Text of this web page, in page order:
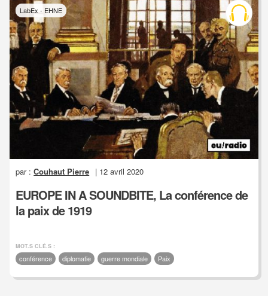
LabEx - EHNE
par :Couhaut Pierre | 12 avril 2020
EUROPE IN A SOUNDBITE, La conférence de
la paix de 1919
MOT.S CLÉ.S :
conférence diplomatie guerre mondiale Paix